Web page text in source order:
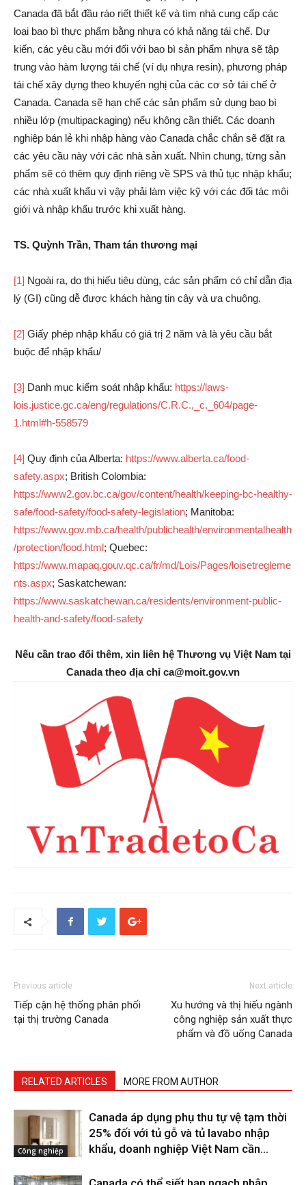
Canada đã bắt đầu ráo riết thiết kế và tìm nhà cung cấp các
loại bao bì thực phẩm bằng nhựa có khả năng tái chế. Dự
kiến, các yêu cầu mới đối với bao bì sản phẩm nhựa sẽ tập
trung vào hàm lượng tái chế (ví dụ nhựa resin), phương pháp
tái chế xây dựng theo khuyến nghị của các cơ sở tái chế ở
Canada. Canada sẽ hạn chế các sản phẩm sử dụng bao bì
nhiều lớp (multipackaging) nếu không cần thiết. Các doanh
nghiệp bán lẻ khi nhập hàng vào Canada chắc chắn sẽ đặt ra
các yêu cầu này với các nhà sản xuất. Nhìn chung, từng sản
phẩm sẽ có thêm quy định riêng về SPS và thủ tục nhập khẩu;
các nhà xuất khẩu vì vậy phải làm việc kỹ với các đối tác môi
giới và nhập khẩu trước khi xuất hàng.
TS. Quỳnh Trần, Tham tán thương mại
[1] Ngoài ra, do thị hiếu tiêu dùng, các sản phẩm có chỉ dẫn địa
lý (GI) cũng dễ được khách hàng tin cậy và ưa chuộng.
[2] Giấy phép nhập khẩu có giá trị 2 năm và là yêu cầu bắt
buộc để nhập khẩu/
[3] Danh mục kiểm soát nhập khẩu: https://laws-
lois.justice.gc.ca/eng/regulations/C.R.C.,_c._604/page-
1.html#h-558579
[4] Quy định của Alberta: https://www.alberta.ca/food-
safety.aspx; British Colombia:
https://www2.gov.bc.ca/gov/content/health/keeping-bc-healthy-
safe/food-safety/food-safety-legislation; Manitoba:
https://www.gov.mb.ca/health/publichealth/environmentalhealth
/protection/food.html ; Quebec:
https://www.mapaq.gouv.qc.ca/fr/md/Lois/Pages/loisetregleme
nts.aspx; Saskatchewan:
https://www.saskatchewan.ca/residents/environment-public-
health-and-safety/food-safety
Nếu cần trao đổi thêm, xin liên hệ Thương vụ Việt Nam tại
Canada theo địa chỉ ca@moit.gov.vn
Previous article
Tiếp cận hệ thống phân phối
tại thị trường Canada
Next article
Xu hướng và thị hiếu ngành
công nghiệp sản xuất thực
phẩm và đồ uống Canada
RELATED ARTICLES MORE FROM AUTHOR
Công nghiệp
Canada áp dụng phụ thu tự vệ tạm thời
25% đối với tủ gỗ và tủ lavabo nhập
khẩu, doanh nghiệp Việt Nam cần...